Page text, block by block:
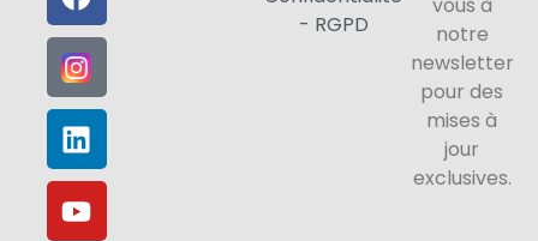
- RGPD
notre
newsletter
pour des
mises à
jour
exclusives.